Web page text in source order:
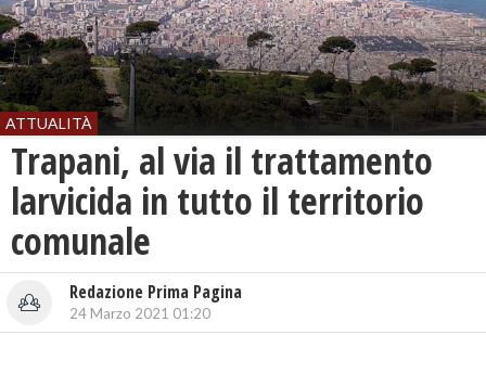
ATTUALITÀ
Trapani, al via il trattamento
larvicida in tutto il territorio
comunale
Redazione Prima Pagina
24 Marzo 2021 01:20